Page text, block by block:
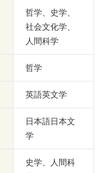
哲学、史学、
社会文化学、
人間科学
哲学
英語英文学
日本語日本文
学
史学、人間科